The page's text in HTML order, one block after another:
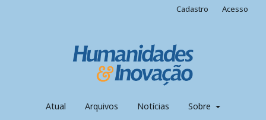
Atual Arquivos Notícias Sobre
Cadastro Acesso